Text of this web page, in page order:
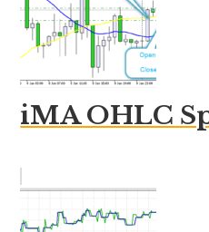
iMA OHLC